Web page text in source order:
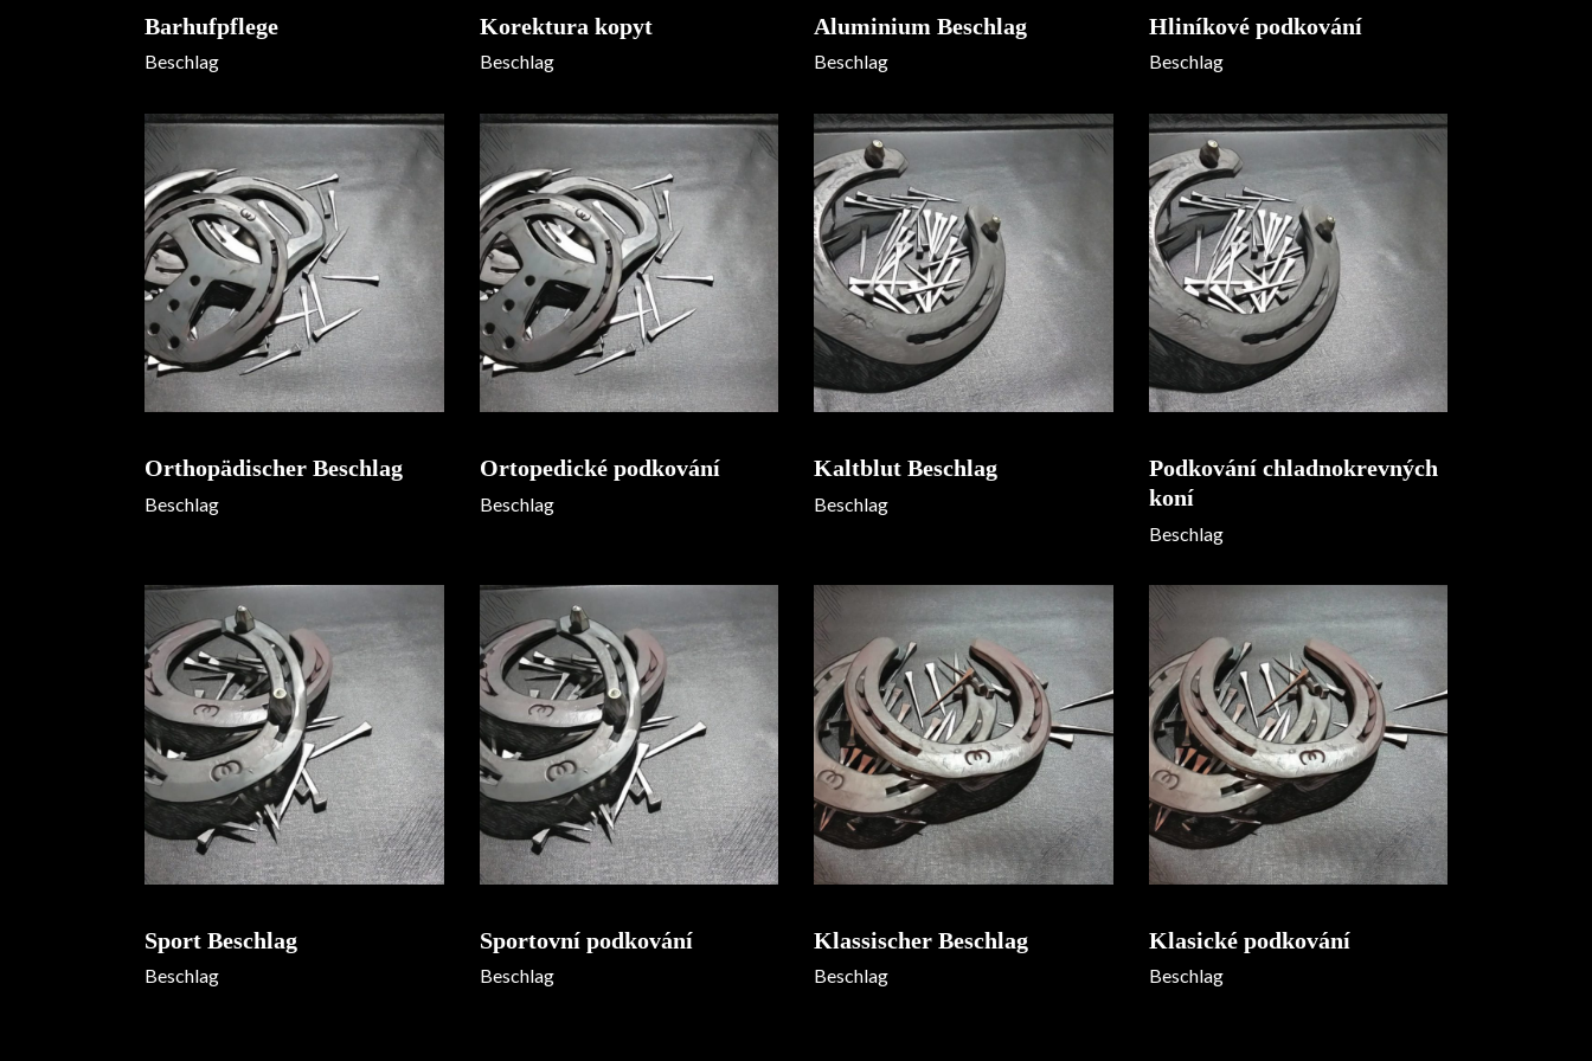
Barhufpflege
Beschlag
Korektura kopyt
Beschlag
Aluminium Beschlag
Beschlag
Hliníkové podkování
Beschlag
Orthopädischer Beschlag
Beschlag
Ortopedické podkování
Beschlag
Kaltblut Beschlag
Beschlag
Podkování chladnokrevných
koní
Beschlag
Sport Beschlag
Beschlag
Sportovní podkování
Beschlag
Klassischer Beschlag
Beschlag
Klasické podkování
Beschlag